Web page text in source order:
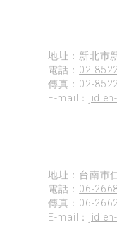
地址：新北市
電話： 02-
傳真：02-
E-mail：
地址：台南市
電話： 06-
傳真：06-
E-mail：